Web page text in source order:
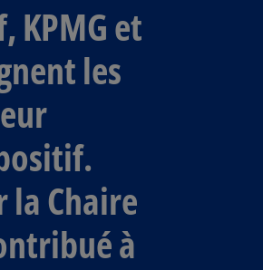
KPMG et
les
la Chaire
à